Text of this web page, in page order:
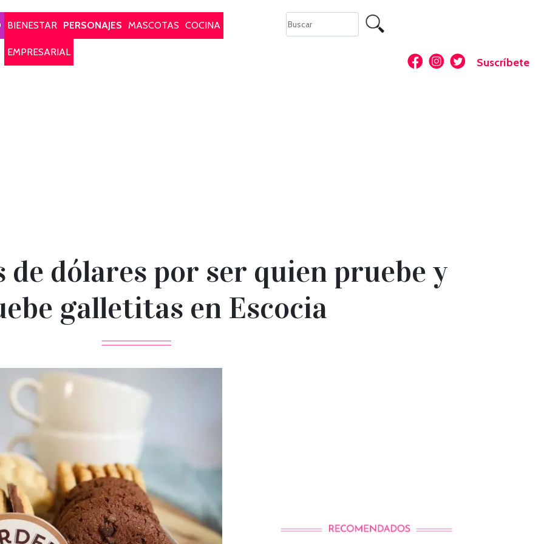
BIENESTAR PERSONAJES MASCOTAS COCINA
EMPRESARIAL
Suscríbete
de dólares por ser quien pruebe y
galletitas en Escocia